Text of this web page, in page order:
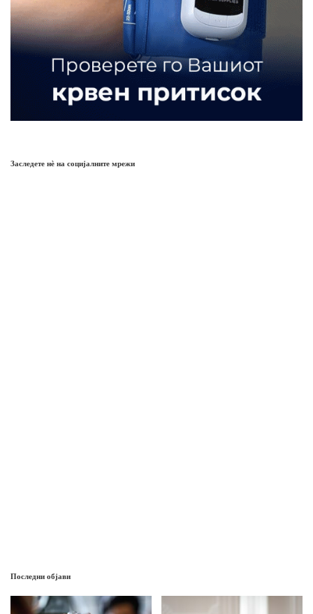
Заследете нѐ на социјалните мрежи
Последни објави